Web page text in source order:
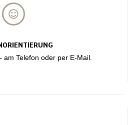
am Telefon oder per E-Mail.